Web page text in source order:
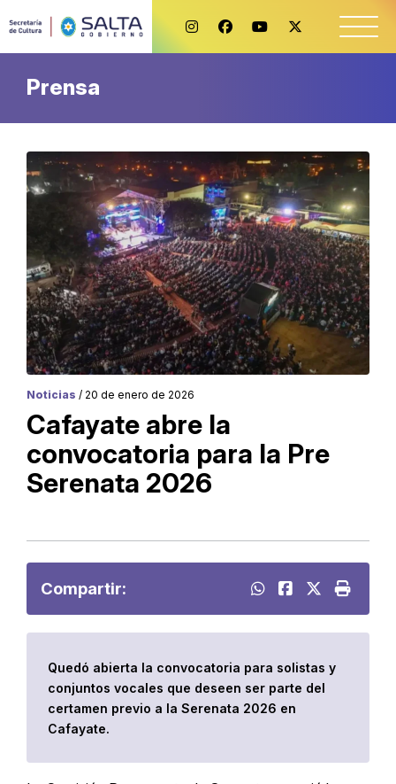
Prensa
Noticias / 20 de enero de 2026
Cafayate abre la
convocatoria para la Pre
Serenata 2026
Compartir:
Quedó abierta la convocatoria para solistas y
conjuntos vocales que deseen ser parte del
certamen previo a la Serenata 2026 en
Cafayate.